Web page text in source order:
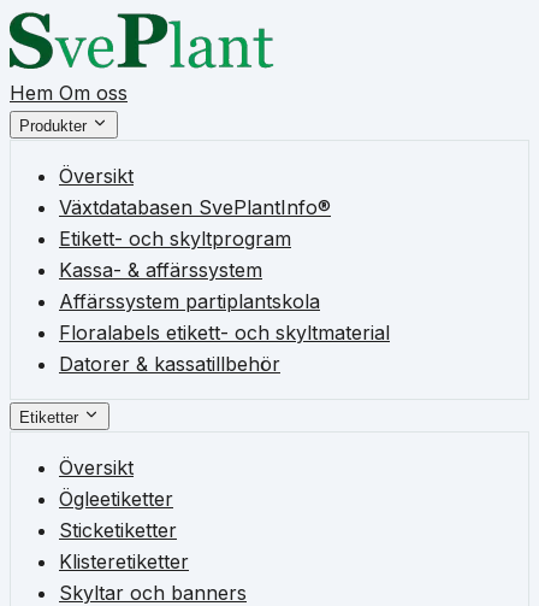
Hem Om oss
Produkter
Översikt
Växtdatabasen SvePlantInfo®
Etikett- och skyltprogram
Kassa- & affärssystem
Affärssystem partiplantskola
Floralabels etikett- och skyltmaterial
Datorer & kassatillbehör
Etiketter
Översikt
Ögleetiketter
Sticketiketter
Klisteretiketter
Skyltar och banners